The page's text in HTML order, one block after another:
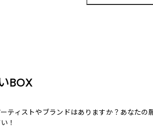
BOX
ティストやブランドはありますか？あなたの
！